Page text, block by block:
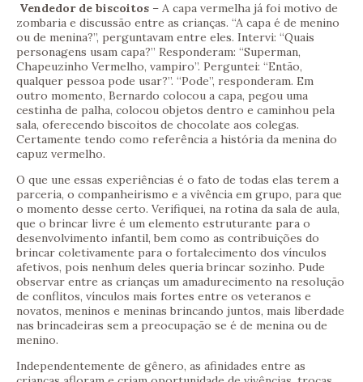
Vendedor de biscoitos – A capa vermelha já foi motivo de
zombaria e discussão entre as crianças. “A capa é de menino
ou de menina?”, perguntavam entre eles. Intervi: “Quais
personagens usam capa?” Responderam: “Superman,
Chapeuzinho Vermelho, vampiro”. Perguntei: “Então,
qualquer pessoa pode usar?”. “Pode”, responderam. Em
outro momento, Bernardo colocou a capa, pegou uma
cestinha de palha, colocou objetos dentro e caminhou pela
sala, oferecendo biscoitos de chocolate aos colegas.
Certamente tendo como referência a história da menina do
capuz vermelho.
O que une essas experiências é o fato de todas elas terem a
parceria, o companheirismo e a vivência em grupo, para que
o momento desse certo. Verifiquei, na rotina da sala de aula,
que o brincar livre é um elemento estruturante para o
desenvolvimento infantil, bem como as contribuições do
brincar coletivamente para o fortalecimento dos vínculos
afetivos, pois nenhum deles queria brincar sozinho. Pude
observar entre as crianças um amadurecimento na resolução
de conflitos, vínculos mais fortes entre os veteranos e
novatos, meninos e meninas brincando juntos, mais liberdade
nas brincadeiras sem a preocupação se é de menina ou de
menino.
Independentemente de gênero, as afinidades entre as